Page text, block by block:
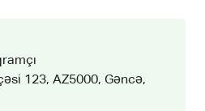
123, AZ5000, Gəncə,